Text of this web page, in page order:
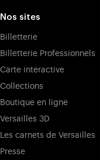
Nos sites
Billetterie
Billetterie Professionnels
Carte interactive
Collections
Boutique en ligne
Versailles 3D
Les carnets de Versailles
Presse